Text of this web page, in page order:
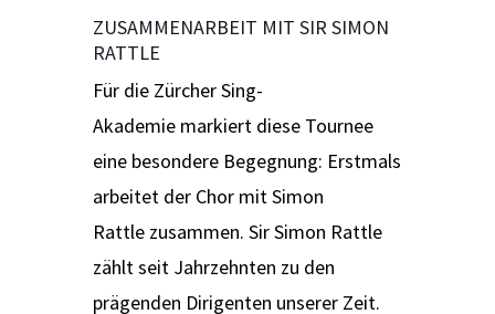
ZUSAMMENARBEIT MIT SIR SIMON
RATTLE
Für die Zürcher Sing-
Akademie markiert diese Tournee
eine besondere Begegnung: Erstmals
arbeitet der Chor mit Simon
Rattle zusammen. Sir Simon Rattle
zählt seit Jahrzehnten zu den
prägenden Dirigenten unserer Zeit.